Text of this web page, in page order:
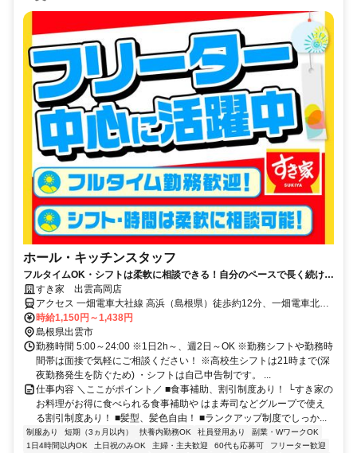
ホール・キッチンスタッフ
フルタイムOK・シフトは柔軟に相談できる！自分のペースで長く続けら
れる職場です◎
すき家 出雲高岡店
アクセス 一畑電車大社線 高浜（島根県）徒歩約12分、一畑電車北松
江線 武志徒歩約27分、連絡バス 出雲市徒歩約35分 高浜駅徒歩12分
時給1,150円～1,438円
島根県出雲市
勤務時間 5:00～24:00 ※1日2h～、週2日～OK ※勤務シフトや勤務時
間帯は面接で気軽にご相談ください！ ※高校生シフトは21時まで(深
夜勤務発生を防ぐため) ・シフトは自己申告制です。 ...
仕事内容 ＼ここがポイント／ ■食事補助、割引制度あり！ └すき家の
お料理がお得に食べられる食事補助や はま寿司などグループで使え
る割引制度あり！ ■髪型、髪色自由！ ■ランクアップ制度でしっか...
制服あり 短期（3ヵ月以内） 扶養内勤務OK 社員登用あり
副業・WワークOK
1日4時間以内OK
土日祝のみOK 主婦・主夫歓迎 60代も応募可
フリーター歓迎